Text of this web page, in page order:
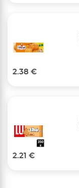
2.38 €
2.21 €